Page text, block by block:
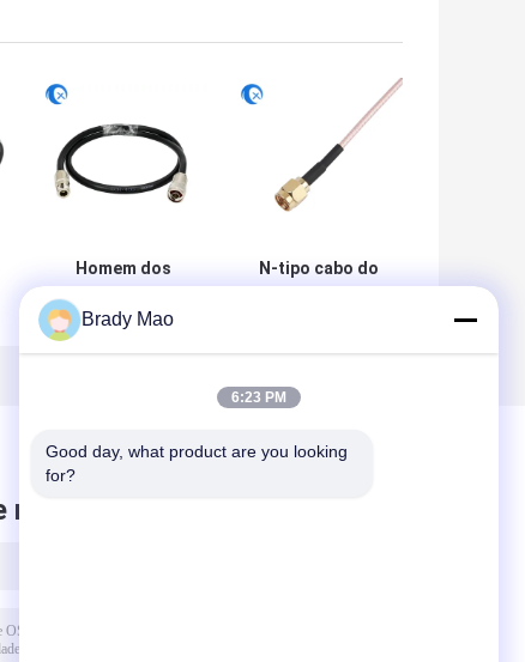
Homem dos
cabo coaxial N de
LMR 400 RF ao
N-tipo cabo do
ligação em ponte
MMCX BNC
mensagem
Brady Mao
6:23 PM
Good day, what product are you looking
for?